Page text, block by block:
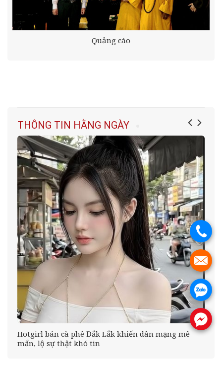
Quảng cáo
THÔNG TIN HẰNG NGÀY
Hotgirl bán cà phê Đắk Lắk khiến dân mạng mê
mẩn, lộ sự thật khó tin
.
.
.
.